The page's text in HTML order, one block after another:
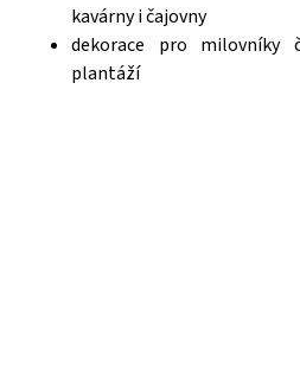
kavárny i čajovny
dekorace pro milovníky
plantáží